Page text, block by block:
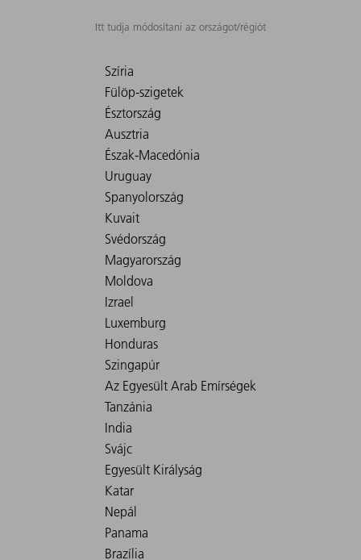
Itt tudja módosítani az országot/régiót